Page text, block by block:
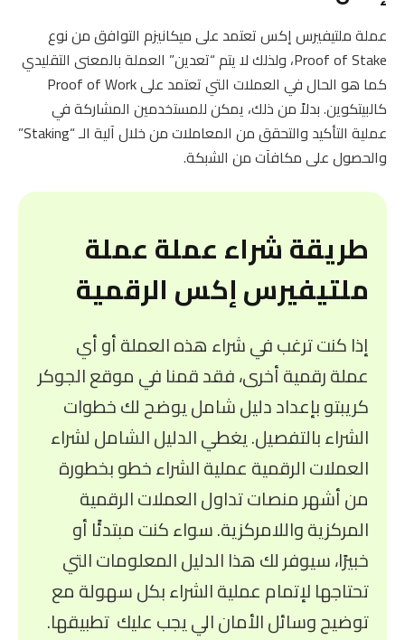
عملة ملتيفيرس إكس تعتمد على ميكانيزم التوافق من نوع
Proof of Stake، ولذلك لا يتم “تعدين” العملة بالمعنى التقليدي
كما هو الحال في العملات التي تعتمد على Proof of Work
كالبيتكوين. بدلاً من ذلك، يمكن للمستخدمين المشاركة في
عملية التأكيد والتحقق من المعاملات من خلال آلية الـ “Staking”
والحصول على مكافآت من الشبكة.
طريقة شراء عملة عملة
ملتيفيرس إكس الرقمية
إذا كنت ترغب في شراء هذه العملة أو أي
عملة رقمية أخرى، فقد قمنا في موقع الجوكر
كريبتو بإعداد دليل شامل يوضح لك خطوات
الشراء بالتفصيل. يغطي الدليل الشامل لشراء
العملات الرقمية عملية الشراء خطو بخطورة
من أشهر منصات تداول العملات الرقمية
المركزية واللامركزية. سواء كنت مبتدئًا أو
خبيرًا، سيوفر لك هذا الدليل المعلومات التي
تحتاجها لإتمام عملية الشراء بكل سهولة مع
توضيح وسائل الأمان الي يجب عليك تطبيقها.